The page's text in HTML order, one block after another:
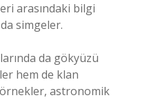
arasındaki bilgi
da simgeler.
da gökyüzü
hem de klan
örnekler, astronomik